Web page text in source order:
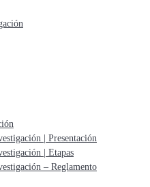
| Presentación
| Etapas
– Reglamento